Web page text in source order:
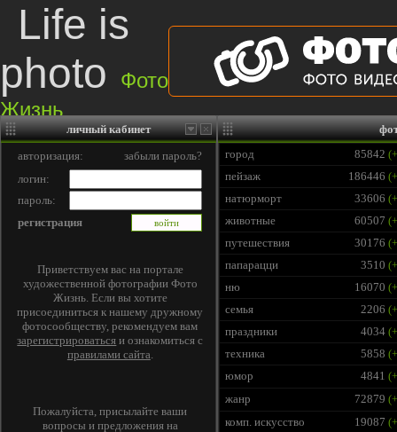
Life is
photo
Фото
Жизнь
Правила сайта|Фотогалерея|Последние работы|Игры и Конкурсы|
личный кабинет
авторизация:
забыли пароль?
логин:
пароль:
регистрация
Приветствуем вас на портале
художественной фотографии Фото
Жизнь. Если вы хотите
присоединиться к нашему дружному
фотосообществу, рекомендуем вам
зарегистрироваться и ознакомиться с
правилами сайта.
Пожалуйста, присылайте ваши
вопросы и предложения на
город
85842
пейзаж
186446
натюрморт
33606
животные
60507
путешествия
30176
папарацци
3510
ню
16070
семья
2206
праздники
4034
техника
5858
юмор
4841
жанр
72879
комп. искусство
19087